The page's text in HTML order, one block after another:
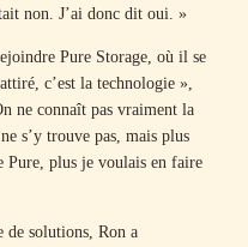
non. J’ai donc dit oui. »
Pure Storage, où il se
c’est la technologie »,
ne connaît pas vraiment la
s’y trouve pas, mais plus
Pure, plus je voulais en faire
de solutions, Ron a